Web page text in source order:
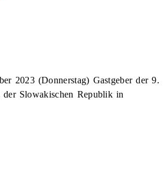
2023 (Donnerstag) Gastgeber der 9.
Slowakischen Republik in